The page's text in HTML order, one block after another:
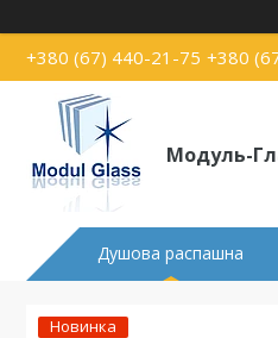
+380 (67) 440-21-75 +380
Модуль-
Душова распашна
Новинка